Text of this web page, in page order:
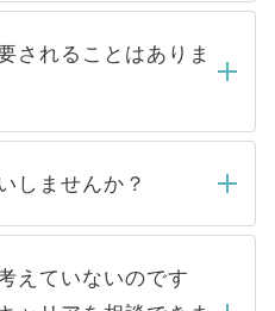
以内にはご連絡をせて
しばらくお待ちくださ
取り扱っている求人の
サイトからご覧いただ
」です。非公開求人は
、一般には公開してい
ため 人気のある医療機
と、応募が殺到する場
る条件に合った人材の
されることはありま
ることは一切ありませ
先から内定をいただい
ありません。内定先へ
リアパートナーが行い
しませんか？
ることはありませんの
。当サイトからの登録
録者様の個人情報は、
えていないのです